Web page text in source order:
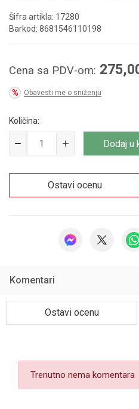
Šifra artikla: 17280
Barkod: 8681546110198
Cena sa PDV-om:
Obavesti me o sniženju
Količina:
Dodaj u
Ostavi ocenu
Komentari
Ostavi ocenu
Trenutno nema komentara